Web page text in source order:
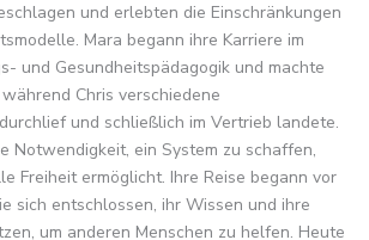
und erlebten die Einschränkungen
Mara begann ihre Karriere im
und Gesundheitspädagogik und machte
Chris verschiedene
und schließlich im Vertrieb landete.
Notwendigkeit, ein System zu schaffen,
Freiheit ermöglicht. Ihre Reise begann vor
sich entschlossen, ihr Wissen und ihre
um anderen Menschen zu helfen. Heute